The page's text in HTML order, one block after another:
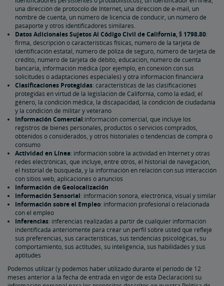
una dirección de protocolo de Internet, una dirección de e-mail, un
nombre de cuenta, un número de licencia de conducir, un número de
pasaporte y otros identificadores similares.
Datos Adicionales Sujetos Al Código Civil de California, § 1798.80:
firma, descripción o características físicas, número de la tarjeta de
identificación estatal, número de póliza de seguro, número de tarjeta de
crédito, número de tarjeta de débito, educación, número de cuenta
bancaria, información médica (por ejemplo, en conexión con sus
solicitudes o adaptaciones especiales) y otra información financiera
Clasificaciones Protegidas: características de las clasificaciones
protegidas en virtud de la legislación de California, como la edad, el
género, la condición médica, la discapacidad, la condición de ciudadanía
y la condición de militar y veterano
Información Comercial:información comercial, que incluye los
registros de bienes personales, productos o servicios comprados,
obtenidos o considerados, y otros historiales o tendencias de compra o
consumo
Actividad en Línea: información sobre la actividad en Internet y otras
redes electrónicas, que incluye, entre otros, el historial de navegación,
el historial de búsqueda, y la información en relación con sus interacción
con sitios web, aplicaciones o anuncios
Información de Geolocalización
Información Sensorial: información sonora, electrónica, visual y similar
Información sobre el Empleo: información profesional o relacionada
con el empleo
Inferencias: inferencias realizadas a partir de cualquier información
indentificada anteriomente para crear un perfil sobre usted que refleje
sus preferencias, sus características, sus tendencias psicológicas, su
comportamiento, sus actitudes, su inteligencia, sus habilidades y sus
aptitudes
Podemos utilizar (y podemos haber utilizado durante el período de 12
meses anterior a la fecha de entrada en vigor de esta Declaración) su